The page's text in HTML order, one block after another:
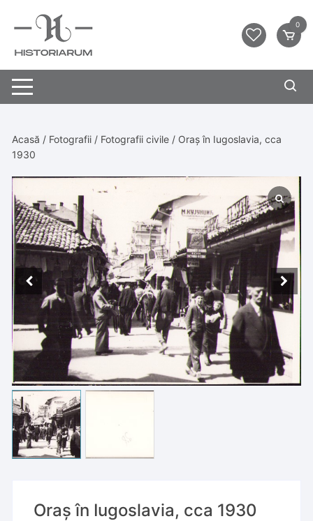
0
Acasă / Fotografii / Fotografii civile / Oraș în Iugoslavia, cca
1930
Oraș în Iugoslavia, cca 1930